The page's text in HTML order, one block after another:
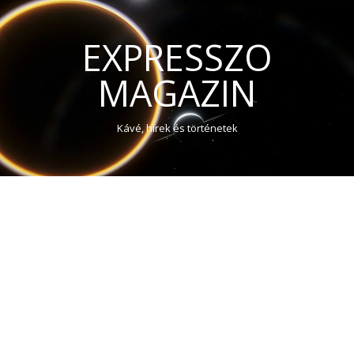
EXPRESSZO
MAGAZIN
Kávé, hírek és történetek